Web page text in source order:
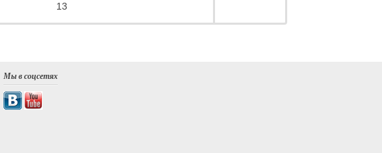
13
Мы в соцсетях